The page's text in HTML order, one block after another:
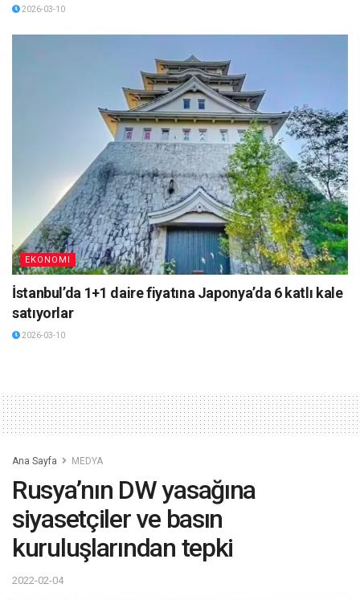
2026-03-10
EKONOMI
İstanbul’da 1+1 daire fiyatına Japonya’da 6 katlı kale
satıyorlar
2026-03-10
Ana Sayfa MEDYA
Rusya’nın DW yasağına
siyasetçiler ve basın
kuruluşlarından tepki
2022-02-04